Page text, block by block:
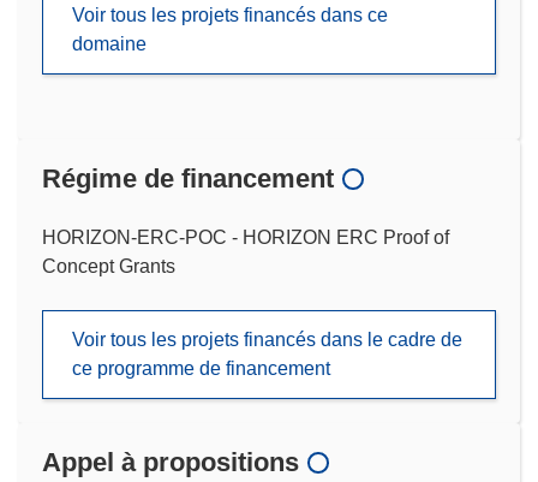
Voir tous les projets financés dans ce
domaine
Régime de financement
HORIZON-ERC-POC - HORIZON ERC Proof of
Concept Grants
Voir tous les projets financés dans le cadre de
ce programme de financement
Appel à propositions